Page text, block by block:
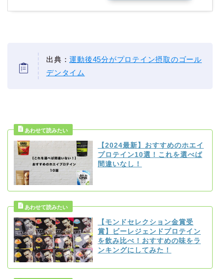
出典：運動後45分がプロテイン摂取のゴール
デンタイム
【2024最新】おすすめのホエイ
プロテイン10選！これを選べば
間違いなし！
【モンドセレクション金賞受
賞】ビーレジェンドプロテイン
を飲み比べ！おすすめの味をラ
ンキングにしてみた！